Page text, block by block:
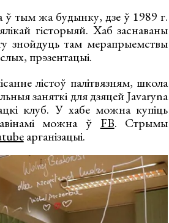
тым жа будынку, дзе ў 1989 г.
гісторыяй. Хаб заснаваны
знойдуць там мерапрыемствы
прэзентацыі.
лістоў палітвязням, школа
заняткі для дзяцей Javaryna
клуб. У хабе можна купіць
можна ў FB. Стрымы
арганізацыі.